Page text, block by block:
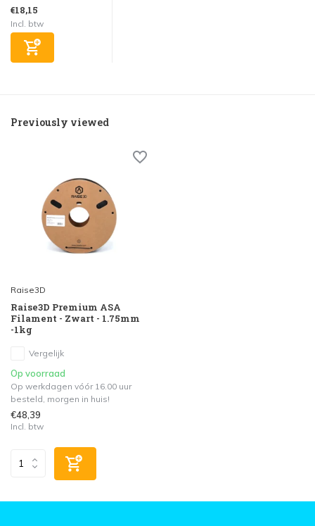
€18,15
Incl. btw
Previously viewed
Raise3D
Raise3D Premium ASA
Filament - Zwart - 1.75mm
-1kg
Vergelijk
Op voorraad
Op werkdagen vóór 16.00 uur
besteld, morgen in huis!
€48,39
Incl. btw